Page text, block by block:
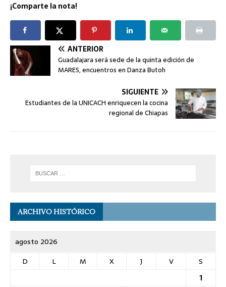
¡Comparte la nota!
ANTERIOR
Guadalajara será sede de la quinta edición de
MARES, encuentros en Danza Butoh
SIGUIENTE
Estudiantes de la UNICACH enriquecen la cocina
regional de Chiapas
ARCHIVO HISTÓRICO
agosto 2026
D
L M X J V
S
1